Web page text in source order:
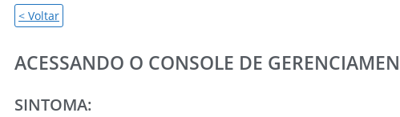
< Voltar
ACESSANDO O CONSOLE DE
SINTOMA: